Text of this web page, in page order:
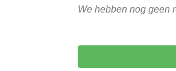
We hebben nog geen